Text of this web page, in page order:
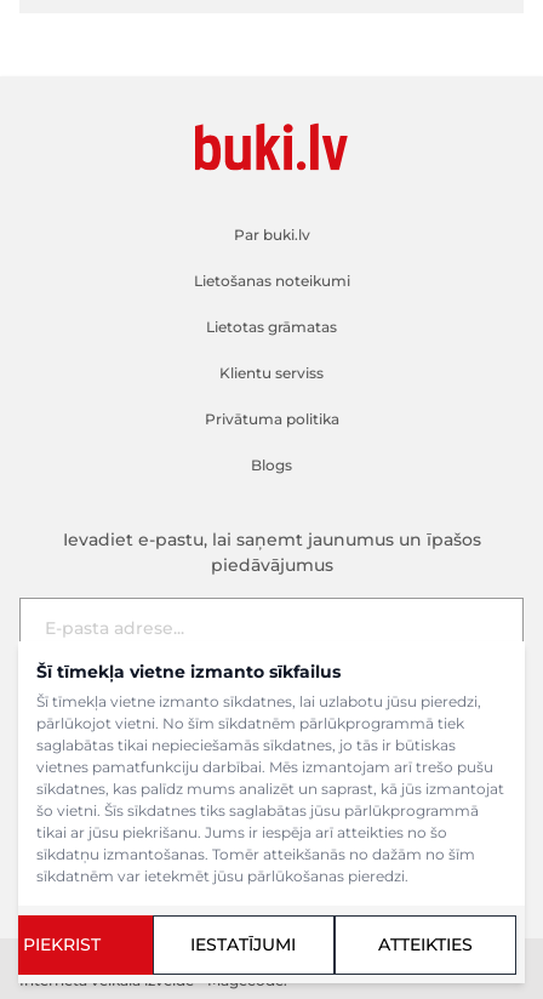
Šī tīmekļa vietne izmanto sīkfailus
Šī tīmekļa vietne izmanto sīkdatnes, lai uzlabotu jūsu pieredzi,
pārlūkojot vietni. No šīm sīkdatnēm pārlūkprogrammā tiek
saglabātas tikai nepieciešamās sīkdatnes, jo tās ir būtiskas
vietnes pamatfunkciju darbībai. Mēs izmantojam arī trešo pušu
sīkdatnes, kas palīdz mums analizēt un saprast, kā jūs izmantojat
šo vietni. Šīs sīkdatnes tiks saglabātas jūsu pārlūkprogrammā
tikai ar jūsu piekrišanu. Jums ir iespēja arī atteikties no šo
sīkdatņu izmantošanas. Tomēr atteikšanās no dažām no šīm
sīkdatnēm var ietekmēt jūsu pārlūkošanas pieredzi.
PIEKRIST IESTATĪJUMI ATTEIKTIES
Par buki.lv
Lietošanas noteikumi
Lietotas grāmatas
Klientu serviss
Privātuma politika
Blogs
Ievadiet e-pastu, lai saņemt jaunumus un īpašos
piedāvājumus
E-pasta adrese
Pieteikties
Interneta veikala izveide - Magecode.